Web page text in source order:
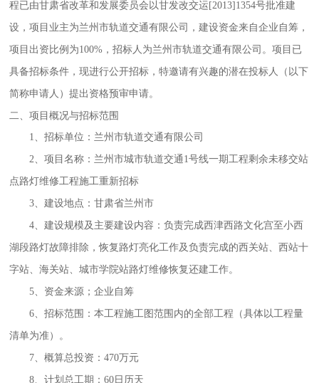
程已由甘肃省改革和发展委员会 以甘发改交运 [2013]1354号批准建
设，项目业主为兰州市轨道交通有限公司 ，建设资金来自企业自筹 ，
项目出资比例为100% ，招标人为兰州市轨道交通有限公司 。项目已
具备招标条件，现进行公开招标，特邀请有兴趣的潜在投标人（以下
简称申请人）提出资格预审申请。
二、项目概况与招标范围
1、招标单位：兰州市轨道交通有限公司
2、项目名称：兰州市城市轨道交通1号线一期工程剩余未移交站
点路灯维修工程施工重新招标
3、建设地点：甘肃省兰州市
4、建设规模及主要建设内容：负责完成西津西路文化宫至小西
湖段路灯故障排除，恢复路灯亮化工作及负责完成的西关站、西站十
字站、海关站、城市学院站路灯维修恢复还建工作。
5、资金来源；企业自筹
6、招标范围：本工程施工图范围内的全部工程（具体以工程量
清单为准）。
7、概算总投资：470万元
8、计划总工期 ：60日历天